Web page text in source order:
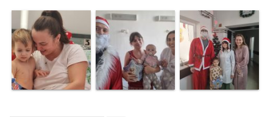
Secția
nr.
3
Secția